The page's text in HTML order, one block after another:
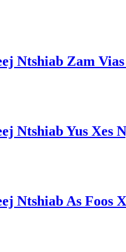
Ntshiab Zam
Ntshiab Yus Xes
Ntshiab As Foos